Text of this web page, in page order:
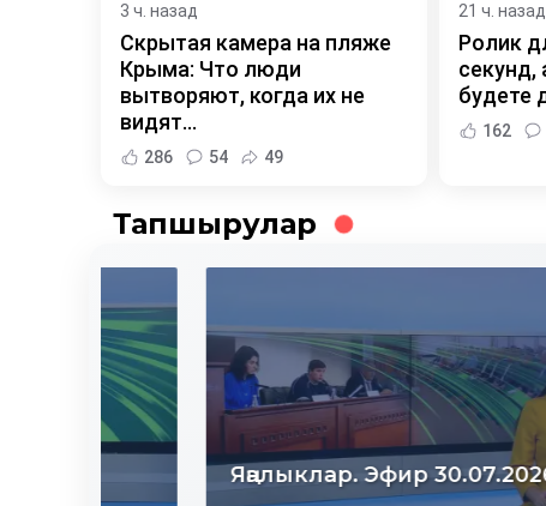
3 ч. назад
Скрытая камера на пляже
Крыма: Что люди
вытворяют, когда их не
видят...
286 54 49
21 ч. назад
Ролик
секунд,
будете
162
Тапшырулар
Яңалыклар. Эфир 30.07.2026